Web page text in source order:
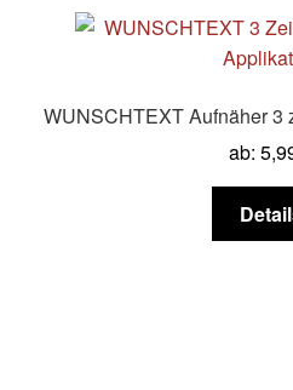
WUNSCHTEXT Aufnäher 3
ab: